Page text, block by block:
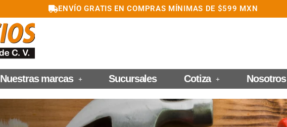
ENVÍO GRATIS EN COMPRAS MÍNIMAS DE $599 MXN
Nuestras marcas Sucursales Cotiza Nosotros